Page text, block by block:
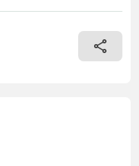
von Doosan, Daewoo,